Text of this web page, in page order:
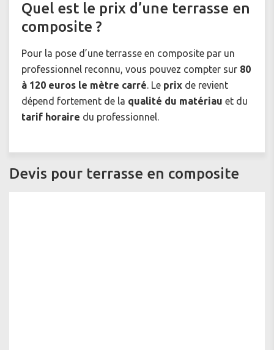
Quel est le prix d’une terrasse en
composite ?
Pour la pose d’une terrasse en composite par un
professionnel reconnu, vous pouvez compter sur 80
à 120 euros le mètre carré. Le prix de revient
dépend fortement de la qualité du matériau et du
tarif horaire du professionnel.
Devis pour terrasse en composite